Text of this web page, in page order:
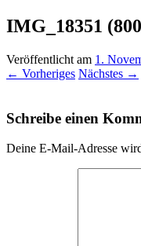
IMG_18351
Veröffentlicht am 1.
← Vorheriges Nächstes →
Schreibe einen
Deine E-Mail-Adresse